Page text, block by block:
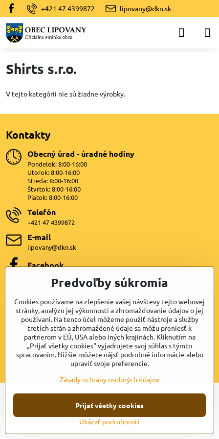
+421 47 4399872 lipovany@dkn.sk
Shirts s.r.o.
V tejto kategórii nie sú žiadne výrobky.
Kontakty
Obecný úrad - úradné hodiny
Pondelok: 8:00-16:00
Utorok: 8:00-16:00
Streda: 8:00-16:00
Štvrtok: 8:00-16:00
Piatok: 8:00-16:00
Telefón
+421 47 4399872
E-mail
lipovany@dkn.sk
Facebook
Užitočné odkazy
©2026Copyright
Predvoľby súkromiaZásady ochrany osobných údajov
Vytvorené pomocou:
BiznisWeb.sk
Predvoľby súkromia
Cookies používame na zlepšenie vašej návštevy tejto webovej
stránky, analýzu jej výkonnosti a zhromažďovanie údajov o jej
používaní. Na tento účel môžeme použiť nástroje a služby
tretích strán a zhromaždené údaje sa môžu preniesť k
partnerom v EÚ, USA alebo iných krajinách. Kliknutím na
„Prijať všetky cookies“ vyjadrujete svoj súhlas s týmto
spracovaním. Nižšie môžete nájsť podrobné informácie alebo
upraviť svoje preferencie.
Zásady ochrany osobných údajov
Ukázať podrobnosti
Prijať všetky cookies